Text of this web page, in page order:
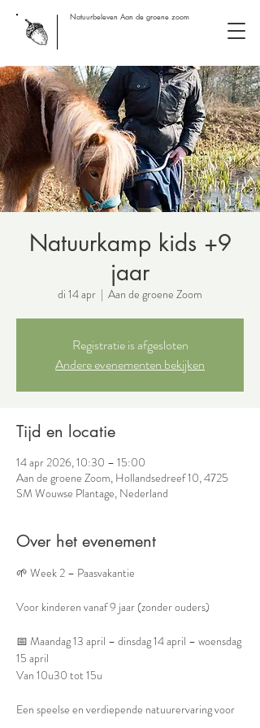
Natuurbeleven Aan de groene zoom
Natuurkamp kids +9
jaar
di 14 apr
  |
Aan de groene Zoom
Registratie is afgesloten
Andere evenementen bekijken
Tijd en locatie
14 apr 2026, 10:30 – 15:00
Aan de groene Zoom, Hollandsedreef 10, 4725
SM Wouwse Plantage, Nederland
Over het evenement
🌱 Week 2 – Paasvakantie
Voor kinderen vanaf 9 jaar (zonder ouders)
📅 Maandag 13 april – dinsdag 14 april – woensdag
15 april
Van 10u30 tot 15u
Een speelse en verdiepende natuurervaring voor